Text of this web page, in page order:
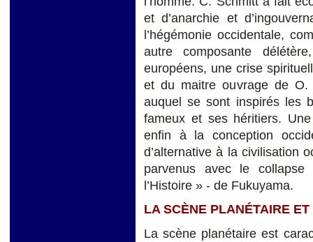
et d’anarchie et
l’hégémonie occidentale,
autre composante
européens, une crise
et du maitre ouvrage de O.
auquel se sont inspirés les
fameux et ses héritiers.
enfin à la conception
d’alternative à la
parvenus avec le
l’Histoire » - de Fukuyama.
LA SCÈNE PLANÉTAIRE
La scène planétaire est